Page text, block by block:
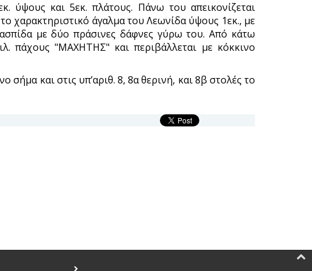
ύψους και 5εκ. πλάτους. Πάνω του απεικονίζεται
χαρακτηριστικό άγαλμα του Λεωνίδα ύψους 1εκ., με
με δύο πράσινες δάφνες γύρω του. Από κάτω
πάχους "ΜΑΧΗΤΗΣ" και περιβάλλεται με κόκκινο
σήμα και στις υπ’αριθ. 8, 8α θερινή, και 8β στολές το